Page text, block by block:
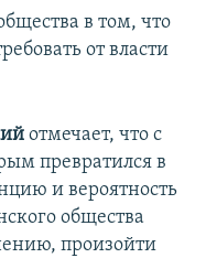
в том, что
от власти
отмечает, что с
превратился в
и вероятность
общества
произойти